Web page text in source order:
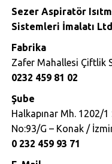
Sezer Aspiratör
Sistemleri İmalatı
Fabrika
Zafer Mahallesi Çiftlik
0232 459 81 02
Şube
Halkapınar Mh. 1202/1
No:93/G – Konak /
0 232 459 93 71